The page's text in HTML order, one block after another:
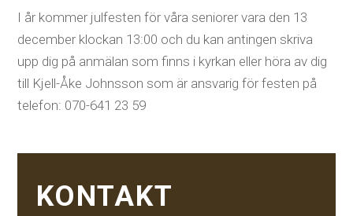
I år kommer julfesten för våra seniorer vara den 13
december klockan 13:00 och du kan antingen skriva
upp dig på anmälan som finns i kyrkan eller höra av dig
till Kjell-Åke Johnsson som är ansvarig för festen på
telefon: 070-641 23 59
KONTAKT